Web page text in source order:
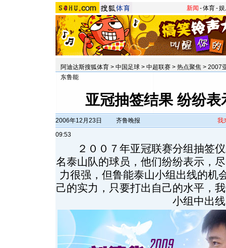
新闻 -体育-
阿迪达斯搜狐体育 > 中国足球 > 中超联赛 > 热点聚焦 > 2007
东鲁能
亚冠抽签结果 纷纷
2006年12月23日
09:53
齐鲁晚报 我
２００７年亚冠联赛分组抽签仪
名泰山队的球员，他们纷纷表示，
力很强，但鲁能泰山小组出线的机
己的实力，只要打出自己的水平，
小组中出